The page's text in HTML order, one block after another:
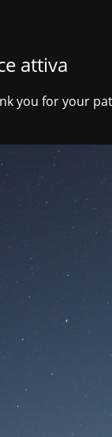
attiva
you for your